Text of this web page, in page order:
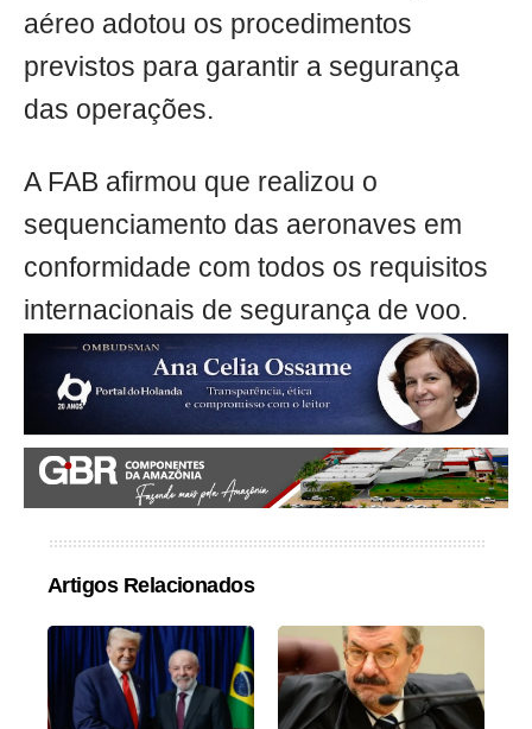
aéreo adotou os procedimentos
previstos para garantir a segurança
das operações.
A FAB afirmou que realizou o
sequenciamento das aeronaves em
conformidade com todos os requisitos
internacionais de segurança de voo.
Artigos Relacionados